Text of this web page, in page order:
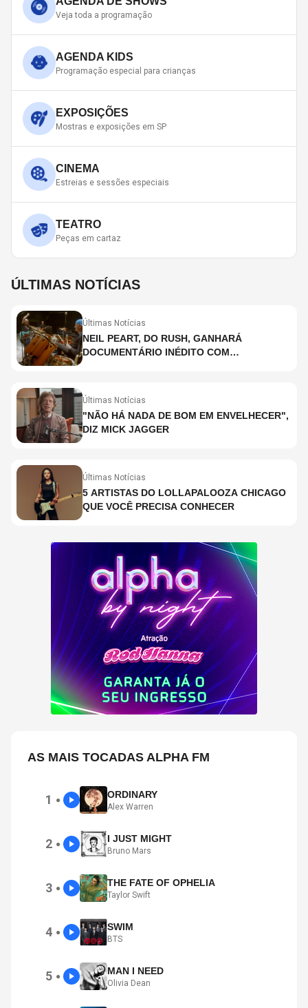
Veja toda a programação
AGENDA KIDS
Programação especial para crianças
EXPOSIÇÕES
Mostras e exposições em SP
CINEMA
Estreias e sessões especiais
TEATRO
Peças em cartaz
ÚLTIMAS NOTÍCIAS
Últimas Notícias
NEIL PEART, DO RUSH, GANHARÁ
DOCUMENTÁRIO INÉDITO COM
Últimas Notícias
"NÃO HÁ NADA DE BOM EM ENVELHECER",
DIZ MICK JAGGER
Últimas Notícias
5 ARTISTAS DO LOLLAPALOOZA CHICAGO
QUE VOCÊ PRECISA CONHECER
AS MAIS TOCADAS ALPHA FM
1 ● ORDINARY
Alex Warren
2 ● I JUST MIGHT
Bruno Mars
3 ● THE FATE OF OPHELIA
Taylor Swift
4 ● SWIM
BTS
5 ● MAN I NEED
Olivia Dean